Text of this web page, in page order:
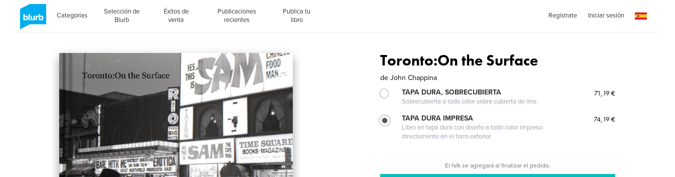
Categorías
Selección de
Blurb
Éxitos de
venta
Publicaciones
recientes
Publica tu
libro
Regístrate Iniciar sesión
Toronto:On the Surface
de John Chappina
TAPA DURA, SOBRECUBIERTA
Sobrecubierta a todo color sobre cubierta de lino
71,19 €
TAPA DURA IMPRESA
Libro en tapa dura con diseño a todo color impreso
directamente en el forro exterior
74,19 €
El IVA se agregará al finalizar el pedido.